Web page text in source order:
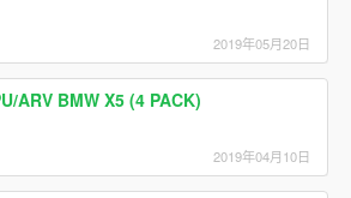
2019年05月20日
ARV BMW X5 (4 PACK)
2019年04月10日